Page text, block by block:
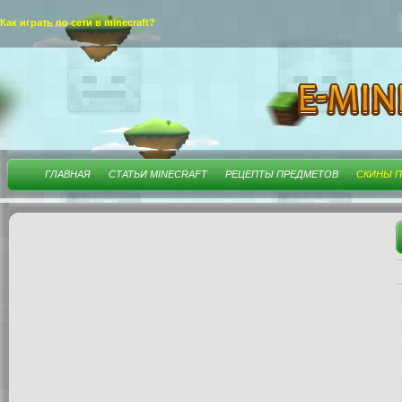
Как играть по сети в minecraft?
ГЛАВНАЯ СТАТЬИ MINECRAFT РЕЦЕПТЫ ПРЕДМЕТОВ СКИНЫ